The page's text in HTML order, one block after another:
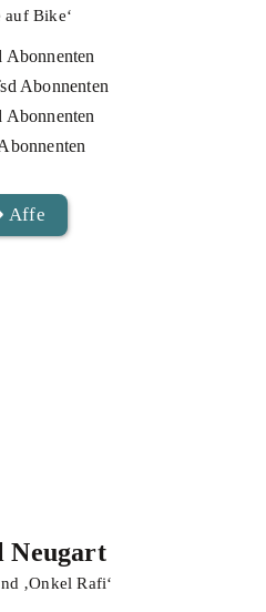
auf Bike‘
Abonnenten
Abonnenten
Abonnenten
Affe
Neugart
‚Onkel Rafi‘